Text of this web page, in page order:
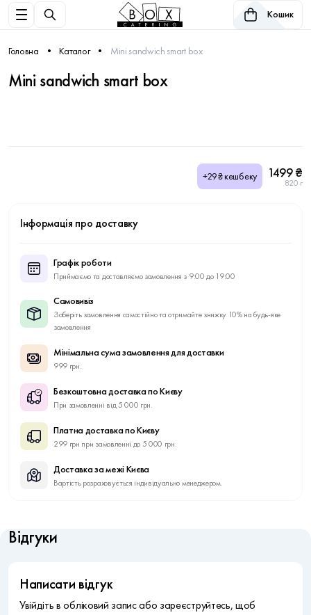
Кошик
Головна Каталог Mini sandwich smart box
Mini sandwich smart box
+29₴ кешбеку 1499 ₴
820 г
Інформація про доставку
Графік роботи
Приймаємо та доставляємо замовлення з 9:00 до 19:00
Самовивіз
Заберіть замовлення самостійно та отримайте знижку 10% на будь-яке
замовлення
Мінімальна сума замовлення для доставки
999 грн.
Безкоштовна доставка по Києву
При замовленні від 5 000 грн.
Платна доставка по Києву
299 грн при замовленні до 5 000 грн.
Доставка за межі Києва
Вартість розраховується індивідуально менеджером.
Відгуки
Написати відгук
Увійдіть в обліковий запис або зареєструйтесь, щоб